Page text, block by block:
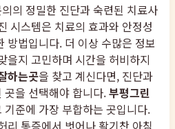
의 정밀한 진단과 숙련된 치료사
시스템은 치료의 효과와 안정성
방법입니다. 더 이상 수많은 정보
을지 고민하며 시간을 허비하지
하는곳을 찾고 계신다면, 진단과
을 선택해야 합니다.부평그린
기준에 가장 부합하는 곳입니다.
리 통증에서 벗어나 활기찬 아침